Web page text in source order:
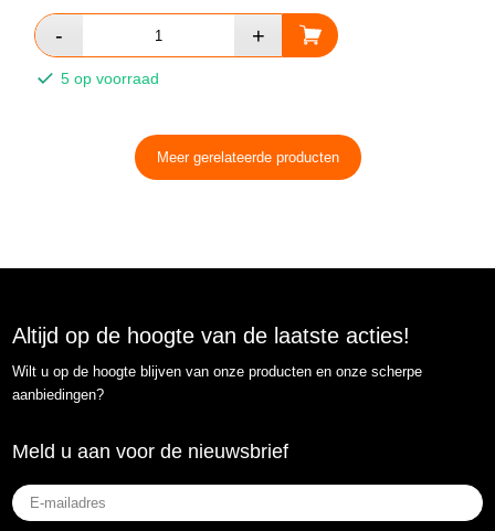
5 op voorraad
Meer gerelateerde producten
Altijd op de hoogte van de laatste acties!
Wilt u op de hoogte blijven van onze producten en onze scherpe
aanbiedingen?
Meld u aan voor de nieuwsbrief
E-
mailadres